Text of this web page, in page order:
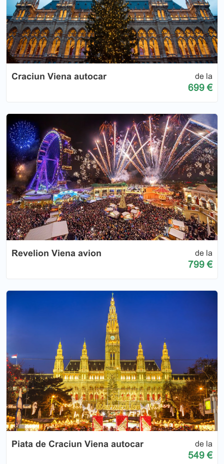
Craciun Viena autocar de la
699 €
Revelion Viena avion de la
799 €
Piata de Craciun Viena autocar de la
549 €